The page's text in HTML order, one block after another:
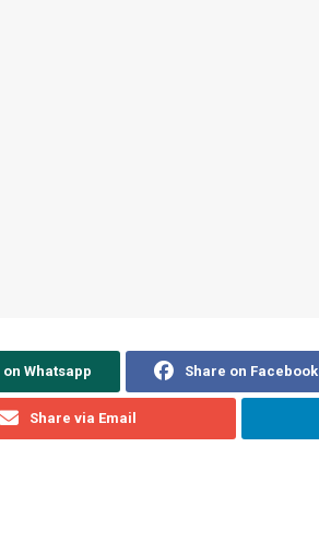
on Whatsapp Share on Facebook
Share via Email